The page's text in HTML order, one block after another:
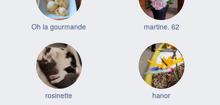
Oh la gourmande martine. 62
rosinette hanor